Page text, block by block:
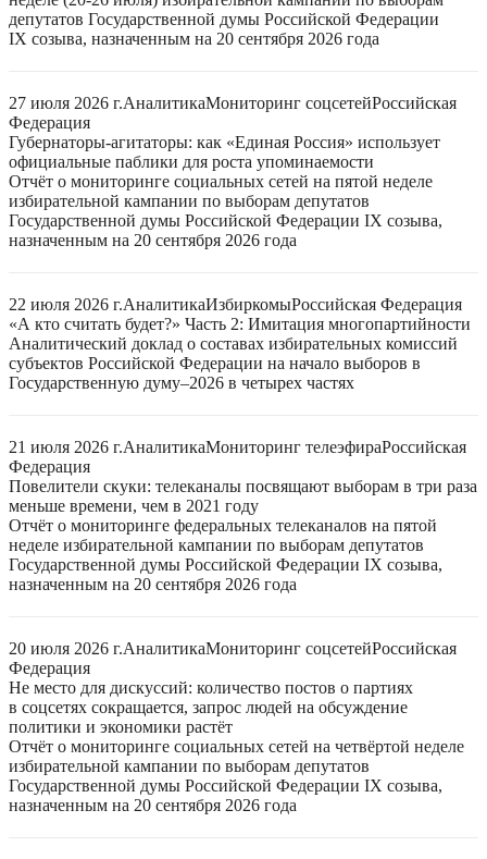
депутатов Государственной думы Российской Федерации
IX созыва, назначенным на 20 сентября 2026 года
27 июля 2026 г.АналитикаМониторинг соцсетейРоссийская
Федерация
Губернаторы-агитаторы: как «Единая Россия» использует
официальные паблики для роста упоминаемости
Отчёт о мониторинге социальных сетей на пятой неделе
избирательной кампании по выборам депутатов
Государственной думы Российской Федерации IX созыва,
назначенным на 20 сентября 2026 года
22 июля 2026 г.АналитикаИзбиркомыРоссийская Федерация
«А кто считать будет?» Часть 2: Имитация многопартийности
Аналитический доклад о составах избирательных комиссий
субъектов Российской Федерации на начало выборов в
Государственную думу–2026 в четырех частях
21 июля 2026 г.АналитикаМониторинг телеэфираРоссийская
Федерация
Повелители скуки: телеканалы посвящают выборам в три раза
меньше времени, чем в 2021 году
Отчёт о мониторинге федеральных телеканалов на пятой
неделе избирательной кампании по выборам депутатов
Государственной думы Российской Федерации IX созыва,
назначенным на 20 сентября 2026 года
20 июля 2026 г.АналитикаМониторинг соцсетейРоссийская
Федерация
Не место для дискуссий: количество постов о партиях
в соцсетях сокращается, запрос людей на обсуждение
политики и экономики растёт
Отчёт о мониторинге социальных сетей на четвёртой неделе
избирательной кампании по выборам депутатов
Государственной думы Российской Федерации IX созыва,
назначенным на 20 сентября 2026 года